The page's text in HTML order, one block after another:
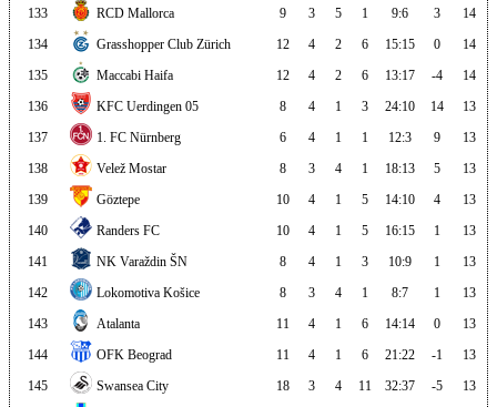
133 RCD Mallorca 9 3 5 1 9:6 3
14
134
Grasshopper Club Zürich 12 4 2 6 15:15 0
14
135
Maccabi Haifa 12 4 2 6 13:17 -4
14
136
KFC Uerdingen 05 8 4 1 3 24:10 14
13
137
1. FC Nürnberg 6 4 1 1 12:3 9
13
138
Velež Mostar 8 3 4 1 18:13 5
13
139
Göztepe 10 4 1 5 14:10 4
13
140
Randers FC 10 4 1 5 16:15 1
13
141
NK Varaždin ŠN 8 4 1 3 10:9 1
13
142
Lokomotiva Košice 8 3 4 1 8:7 1
13
143
Atalanta 11 4 1 6 14:14 0
13
144
OFK Beograd 11 4 1 6 21:22 -1
13
145
Swansea City 18 3 4 11 32:37 -5
13